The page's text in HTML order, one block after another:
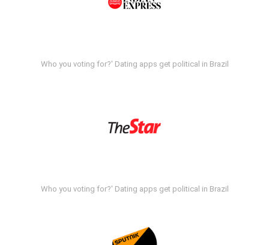
Who you voting for?' Dating apps get political in Brazil
Who you voting for?' Dating apps get political in Brazil